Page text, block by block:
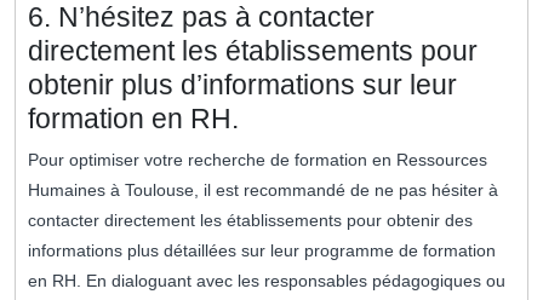
6. N’hésitez pas à contacter
directement les établissements pour
obtenir plus d’informations sur leur
formation en RH.
Pour optimiser votre recherche de formation en Ressources
Humaines à Toulouse, il est recommandé de ne pas hésiter à
contacter directement les établissements pour obtenir des
informations plus détaillées sur leur programme de formation
en RH. En dialoguant avec les responsables pédagogiques ou